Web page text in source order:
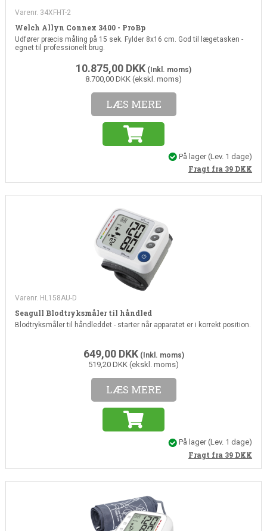
Varenr. 34XFHT-2
Welch Allyn Connex 3400 - ProBp
Udfører præcis måling på 15 sek. Fylder 8x16 cm. God til lægetasken -
egnet til professionelt brug.
10.875,00 DKK (Inkl. moms)
8.700,00 DKK (ekskl. moms)
LÆS MERE
På lager(Lev. 1 dage)
Fragt fra 39 DKK
Varenr. HL158AU-D
Seagull Blodtryksmåler til håndled
Blodtryksmåler til håndleddet - starter når apparatet er i korrekt position.
649,00 DKK(Inkl. moms)
519,20 DKK (ekskl. moms)
LÆS MERE
På lager(Lev. 1 dage)
Fragt fra 39 DKK